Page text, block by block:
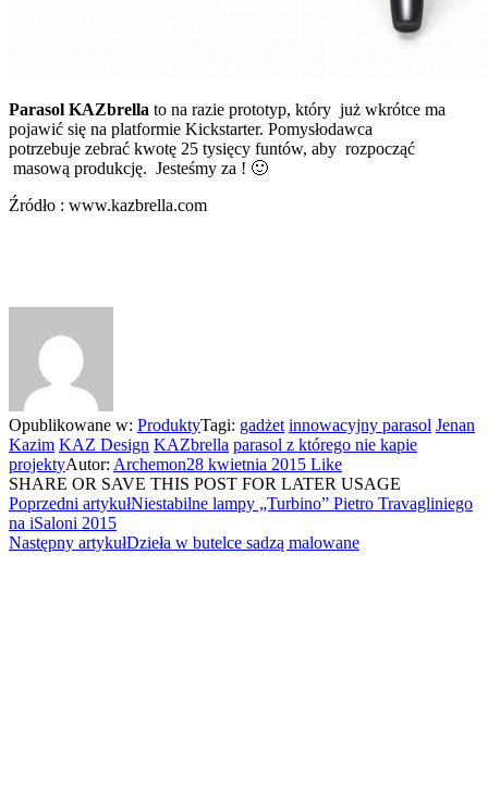
Parasol KAZbrella to na razie prototyp, który już wkrótce ma
pojawić się na platformie Kickstarter. Pomysłodawca
potrzebuje zebrać kwotę 25 tysięcy funtów, aby rozpocząć
masową produkcję. Jesteśmy za ! 🙂
Źródło : www.kazbrella.com
Opublikowane w: ProduktyTagi: gadżet innowacyjny parasol Jenan
Kazim KAZ Design KAZbrella parasol z którego nie kapie
projektyAutor: Archemon28 kwietnia 2015 Like
SHARE OR SAVE THIS POST FOR LATER USAGE
Poprzedni artykułNiestabilne lampy „Turbino” Pietro Travagliniego
na iSaloni 2015
Następny artykułDzieła w butelce sadzą malowane